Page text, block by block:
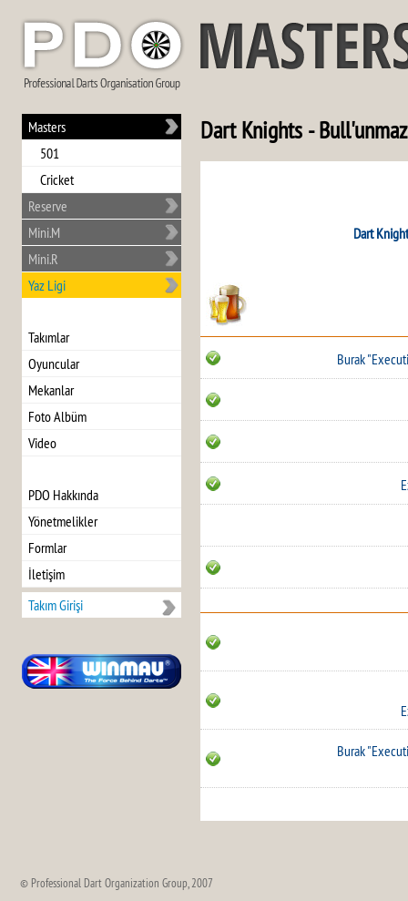
Masters
501
Cricket
Reserve
Mini.M
Mini.R
Yaz Ligi
Takımlar
Oyuncular
Mekanlar
Foto Albüm
Video
PDO Hakkında
Yönetmelikler
Formlar
İletişim
Takım Girişi
Dart Knights -
Dart
Burak
Burak
© Professional Dart Organization Group, 2007